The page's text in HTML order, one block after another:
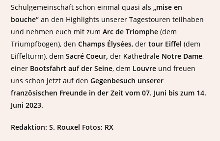
Schulgemeinschaft schon einmal quasi als„mise en
bouche“ an den Highlights unserer Tagestouren teilhaben
und nehmen euch mit zumArc de Triomphe (dem
Triumpfbogen), denChamps Élysées, dertour Eiffel(dem
Eiffelturm), demSacré Coeur, der Kathedrale Notre Dame,
einer Bootsfahrt auf der Seine, dem Louvre und freuen
uns schon jetzt auf denGegenbesuch unserer
französischen Freunde in der Zeit vom 07. Juni bis zum 14.
Juni 2023.
Redaktion: S. Rouxel Fotos: RX